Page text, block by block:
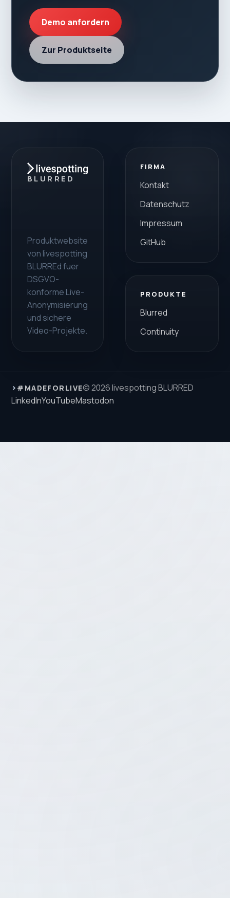
Demo anfordern
Zur Produktseite
BLURRED
Produktwebsite
von livespotting
BLURREd fuer
DSGVO-
konforme Live-
Anonymisierung
und sichere
Video-Projekte.
FIRMA
Kontakt
Datenschutz
Impressum
GitHub
PRODUKTE
Blurred
Continuity
› #MADEFORLIVE© 2026 livespotting BLURRED
LinkedInYouTubeMastodon